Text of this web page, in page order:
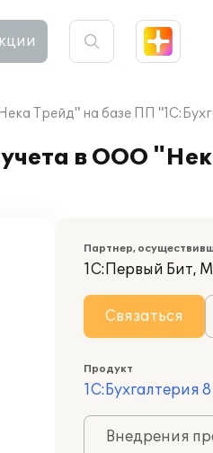
Трейд" на базе ПП
учета в ООО
Партнер,
1С:Первый Бит,
Связаться
Продукт
1С:Бухгалтерия 8
Внедрения